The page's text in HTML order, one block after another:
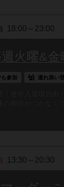
18:00～23:00
火曜&金
参加 連れ添い
13:30～20:30